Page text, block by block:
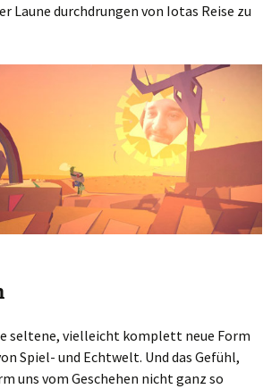
Laune durchdrungen von Iotas Reise zu
seltene, vielleicht komplett neue Form
Spiel- und Echtwelt. Und das Gefühl,
uns vom Geschehen nicht ganz so